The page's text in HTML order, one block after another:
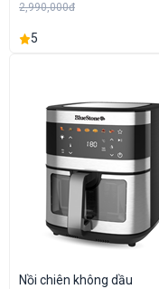
2,990,000đ
5
Nồi chiên không dầu